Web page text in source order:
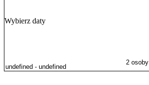
Wybierz daty
2 osoby